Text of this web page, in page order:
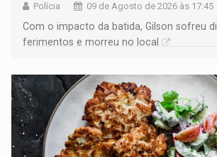
Polícia 09 de Agosto de 2026 às 17:45
​Com o impacto da batida, Gilson sofreu
ferimentos e morreu no local